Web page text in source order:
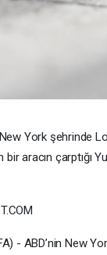
York şehrinde
bir aracın çarptığı
- ABD’nin New